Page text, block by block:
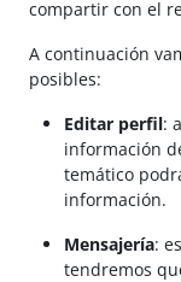
compartir con el
A continuación
posibles:
Editar perfil:
información
temático
información.
Mensajería:
tendremos